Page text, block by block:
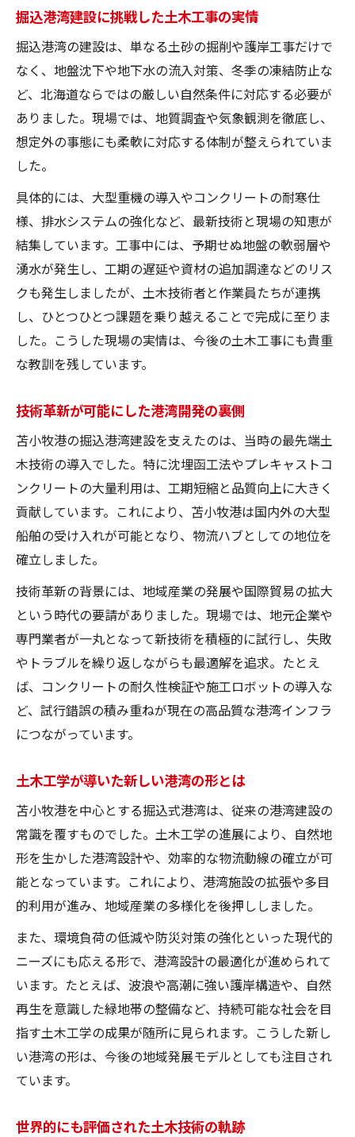
掘込港湾建設に挑戦した土木工事の実情
掘込港湾の建設は、単なる土砂の掘削や護岸工事だけで
なく、地盤沈下や地下水の流入対策、冬季の凍結防止な
ど、北海道ならではの厳しい自然条件に対応する必要が
ありました。現場では、地質調査や気象観測を徹底し、
想定外の事態にも柔軟に対応する体制が整えられていま
した。
具体的には、大型重機の導入やコンクリートの耐寒仕
様、排水システムの強化など、最新技術と現場の知恵が
結集しています。工事中には、予期せぬ地盤の軟弱層や
湧水が発生し、工期の遅延や資材の追加調達などのリス
クも発生しましたが、土木技術者と作業員たちが連携
し、ひとつひとつ課題を乗り越えることで完成に至りま
した。こうした現場の実情は、今後の土木工事にも貴重
な教訓を残しています。
技術革新が可能にした港湾開発の裏側
苫小牧港の掘込港湾建設を支えたのは、当時の最先端土
木技術の導入でした。特に沈埋函工法やプレキャストコ
ンクリートの大量利用は、工期短縮と品質向上に大きく
貢献しています。これにより、苫小牧港は国内外の大型
船舶の受け入れが可能となり、物流ハブとしての地位を
確立しました。
技術革新の背景には、地域産業の発展や国際貿易の拡大
という時代の要請がありました。現場では、地元企業や
専門業者が一丸となって新技術を積極的に試行し、失敗
やトラブルを繰り返しながらも最適解を追求。たとえ
ば、コンクリートの耐久性検証や施工ロボットの導入な
ど、試行錯誤の積み重ねが現在の高品質な港湾インフラ
につながっています。
土木工学が導いた新しい港湾の形とは
苫小牧港を中心とする掘込式港湾は、従来の港湾建設の
常識を覆すものでした。土木工学の進展により、自然地
形を生かした港湾設計や、効率的な物流動線の確立が可
能となっています。これにより、港湾施設の拡張や多目
的利用が進み、地域産業の多様化を後押ししました。
また、環境負荷の低減や防災対策の強化といった現代的
ニーズにも応える形で、港湾設計の最適化が進められて
います。たとえば、波浪や高潮に強い護岸構造や、自然
再生を意識した緑地帯の整備など、持続可能な社会を目
指す土木工学の成果が随所に見られます。こうした新し
い港湾の形は、今後の地域発展モデルとしても注目され
ています。
世界的にも評価された土木技術の軌跡